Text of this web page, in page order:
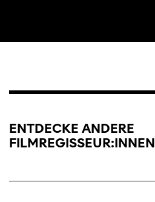
ENTDECKE ANDERE
FILMREGISSEUR:INNEN